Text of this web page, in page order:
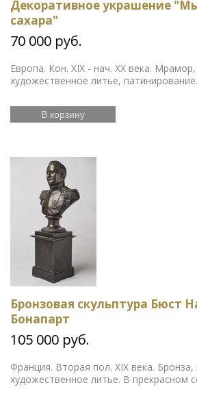
Декоративное украшение
сахара"
70 000 руб.
Европа. Кон. XIX - нач. ХХ века.
художественное литье, патинирование.
В корзину
Бронзовая скульптура Бюст
Бонапарт
105 000 руб.
Франция. Вторая пол. XIX века.
художественное литье. В прекрасном